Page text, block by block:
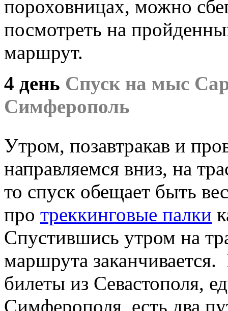
пороховницах, можно
посмотреть на
маршрут.
4 день Спуск на мыс
Симферополь
Утром, позавтракав и
направляемся вниз, на
то спуск обещает быть
про треккинговые палки
Спустившись утром на
маршрута
билеты из Севастополя,
Симферополя, есть два